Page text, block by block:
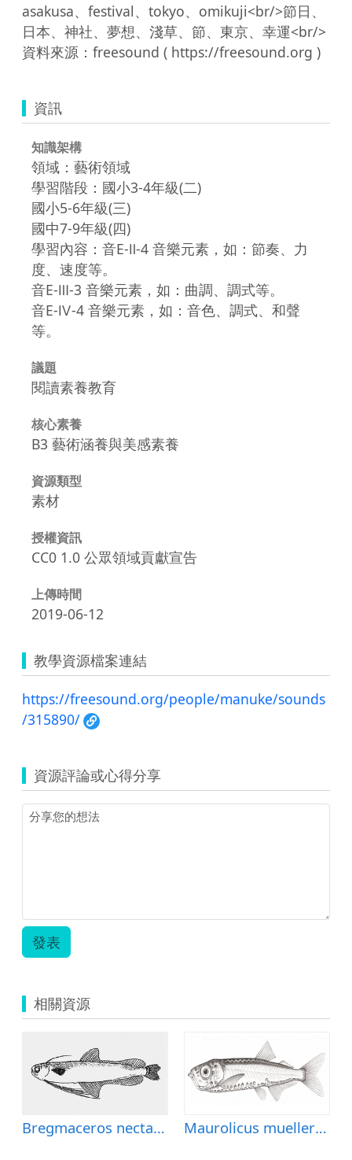
asakusa、festival、tokyo、omikuji<br/>節日、
日本、神社、夢想、淺草、節、東京、幸運<br/>
資訊
知識架構
領域：藝術領域
學習階段：國小3-4年級(二)
國小5-6年級(三)
國中7-9年級(四)
學習內容：音E-Ⅱ-4 音樂元素，如：節奏、力
度、速度等。
音E-Ⅲ-3 音樂元素，如：曲調、調式等。
音E-Ⅳ-4 音樂元素，如：音色、調式、和聲
等。
議題
閱讀素養教育
核心素養
B3 藝術涵養與美感素養
資源類型
素材
授權資訊
CC0 1.0 公眾領域貢獻宣告
上傳時間
2019-06-12
教學資源檔案連結
https://freesound.org/people/manuke/sounds
/315890/
資源評論或心得分享
發表
相關資源
Bregmaceros nectabanus (銀腰海鰗鰍)
Maurolicus muelleri (穆氏暗光魚)